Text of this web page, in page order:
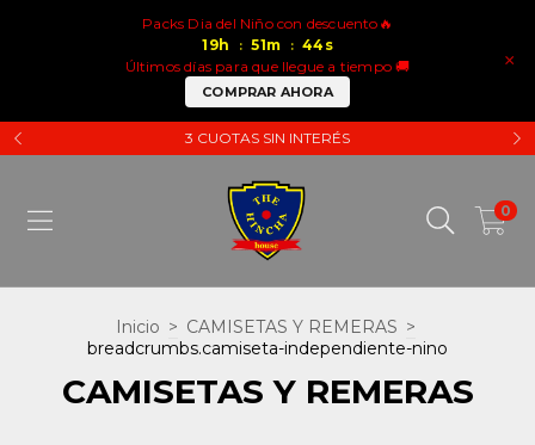
×
Packs Dia del Niño con descuento🔥
19h : 51m : 43 s
Últimos días para que llegue a tiempo 🚚
COMPRAR AHORA
3 CUOTAS SIN INTERÉS
0
Inicio > CAMISETAS Y REMERAS >
breadcrumbs.camiseta-independiente-nino
CAMISETAS Y REMERAS